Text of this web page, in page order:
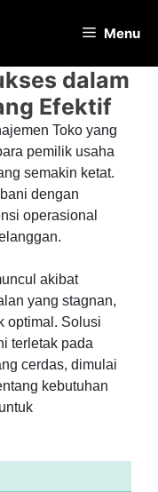
Menu
dalam
Efektif
Toko yang
pemilik usaha
semakin ketat.
dengan
operasional
akibat
yang stagnan,
optimal. Solusi
terletak pada
cerdas, dimulai
kebutuhan